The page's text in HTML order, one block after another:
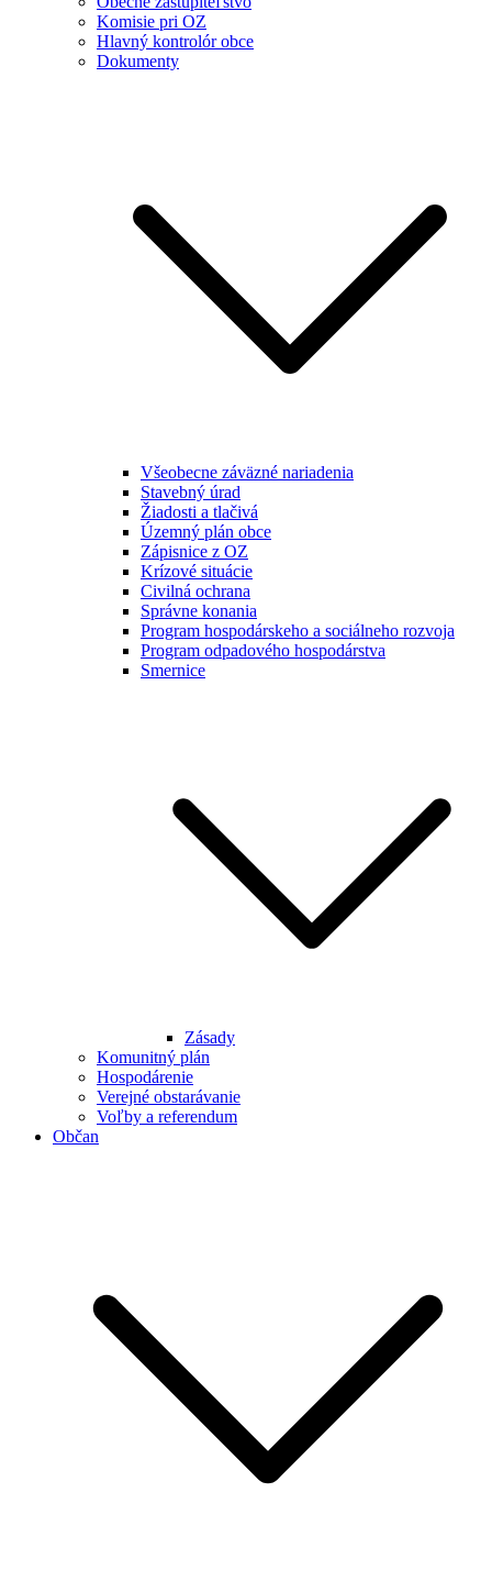
Komisie pri OZ
Hlavný kontrolór obce
Dokumenty
Všeobecne záväzné nariadenia
Stavebný úrad
Žiadosti a tlačivá
Územný plán obce
Zápisnice z OZ
Krízové situácie
Civilná ochrana
Správne konania
Program hospodárskeho a sociálneho rozvoja
Program odpadového hospodárstva
Smernice
Zásady
Komunitný plán
Hospodárenie
Verejné obstarávanie
Voľby a referendum
Občan